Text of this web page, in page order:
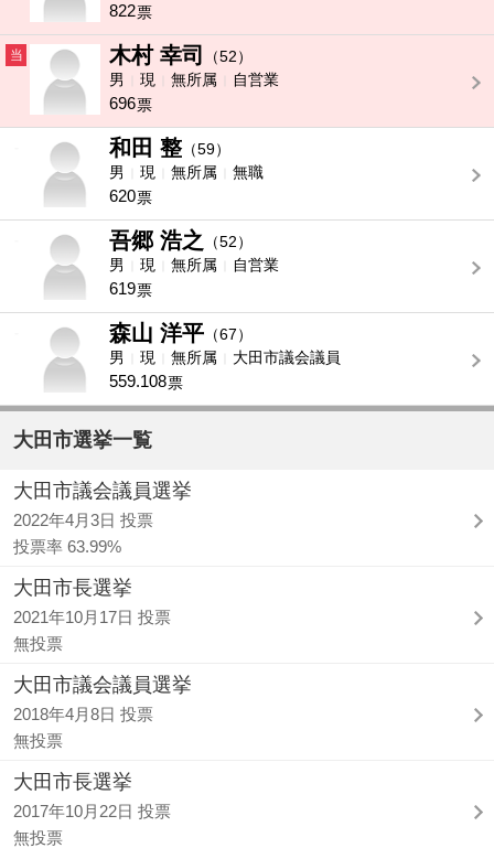
822票
当 木村 幸司
（52）
男
現 無所属 自営業
696票
和田 整（59）
男
現 無所属 無職
620票
吾郷 浩之
（52）
男
現 無所属 自営業
619票
森山 洋平 （67）
男
現 無所属 大田市議会議員
559.108票
大田市選挙一覧
大田市議会議員選挙
2022年4月3日 投票
投票率 63.99%
大田市長選挙
2021年10月17日 投票
無投票
大田市議会議員選挙
2018年4月8日 投票
無投票
大田市長選挙
2017年10月22日 投票
無投票